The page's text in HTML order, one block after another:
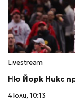
Livestream
Ню Йорк Никс
4 юли, 10:13